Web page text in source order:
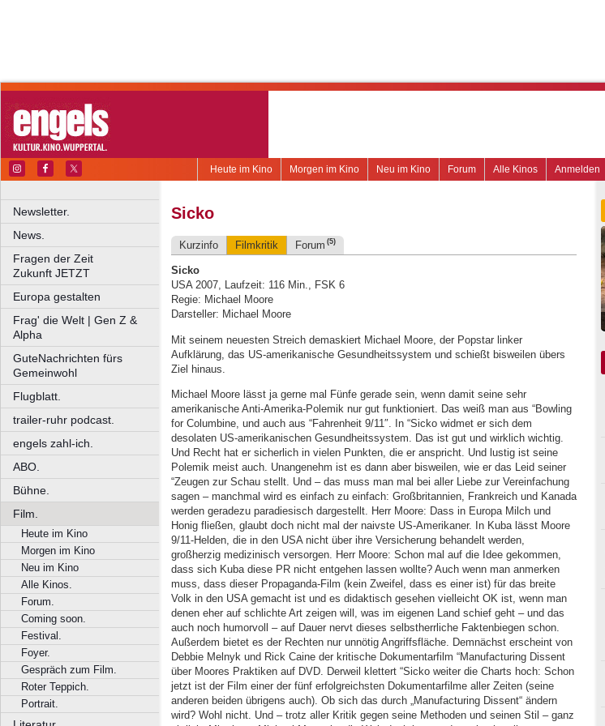
Anmelden
Alle Kinos
Forum
Neu im Kino
Morgen im Kino
Heute im Kino
Newsletter.
News.
Fragen der Zeit
Zukunft JETZT
Europa gestalten
Frag' die Welt | Gen Z &
Alpha
GuteNachrichten fürs
Gemeinwohl
Flugblatt.
trailer-ruhr podcast.
engels zahl-ich.
ABO.
Bühne.
Film.
Heute im Kino
Morgen im Kino
Neu im Kino
Alle Kinos.
Forum.
Coming soon.
Festival.
Foyer.
Gespräch zum Film.
Roter Teppich.
Portrait.
Sicko
Kurzinfo Filmkritik Forum (5)
Sicko
USA 2007, Laufzeit: 116 Min., FSK 6
Regie: Michael Moore
Darsteller: Michael Moore
Mit seinem neuesten Streich demaskiert Michael Moore, der Popstar linker
Aufklärung, das US-amerikanische Gesundheitssystem und schießt bisweilen übers
Ziel hinaus.
Michael Moore lässt ja gerne mal Fünfe gerade sein, wenn damit seine sehr
amerikanische Anti-Amerika-Polemik nur gut funktioniert. Das weiß man aus “Bowling
for Columbine, und auch aus “Fahrenheit 9/11″. In “Sicko widmet er sich dem
desolaten US-amerikanischen Gesundheitssystem. Das ist gut und wirklich wichtig.
Und Recht hat er sicherlich in vielen Punkten, die er anspricht. Und lustig ist seine
Polemik meist auch. Unangenehm ist es dann aber bisweilen, wie er das Leid seiner
“Zeugen zur Schau stellt. Und – das muss man mal bei aller Liebe zur Vereinfachung
sagen – manchmal wird es einfach zu einfach: Großbritannien, Frankreich und Kanada
werden geradezu paradiesisch dargestellt. Herr Moore: Dass in Europa Milch und
Honig fließen, glaubt doch nicht mal der naivste US-Amerikaner. In Kuba lässt Moore
9/11-Helden, die in den USA nicht über ihre Versicherung behandelt werden,
großherzig medizinisch versorgen. Herr Moore: Schon mal auf die Idee gekommen,
dass sich Kuba diese PR nicht entgehen lassen wollte? Auch wenn man anmerken
muss, dass dieser Propaganda-Film (kein Zweifel, dass es einer ist) für das breite
Volk in den USA gemacht ist und es didaktisch gesehen vielleicht OK ist, wenn man
denen eher auf schlichte Art zeigen will, was im eigenen Land schief geht – und das
auch noch humorvoll – auf Dauer nervt dieses selbstherrliche Faktenbiegen schon.
Außerdem bietet es der Rechten nur unnötig Angriffsfläche. Demnächst erscheint von
Debbie Melnyk und Rick Caine der kritische Dokumentarfilm “Manufacturing Dissent
über Moores Praktiken auf DVD. Derweil klettert “Sicko weiter die Charts hoch: Schon
jetzt ist der Film einer der fünf erfolgreichsten Dokumentarfilme aller Zeiten (seine
anderen beiden übrigens auch). Ob sich das durch „Manufacturing Dissent“ ändern
wird? Wohl nicht. Und – trotz aller Kritik gegen seine Methoden und seinen Stil – ganz